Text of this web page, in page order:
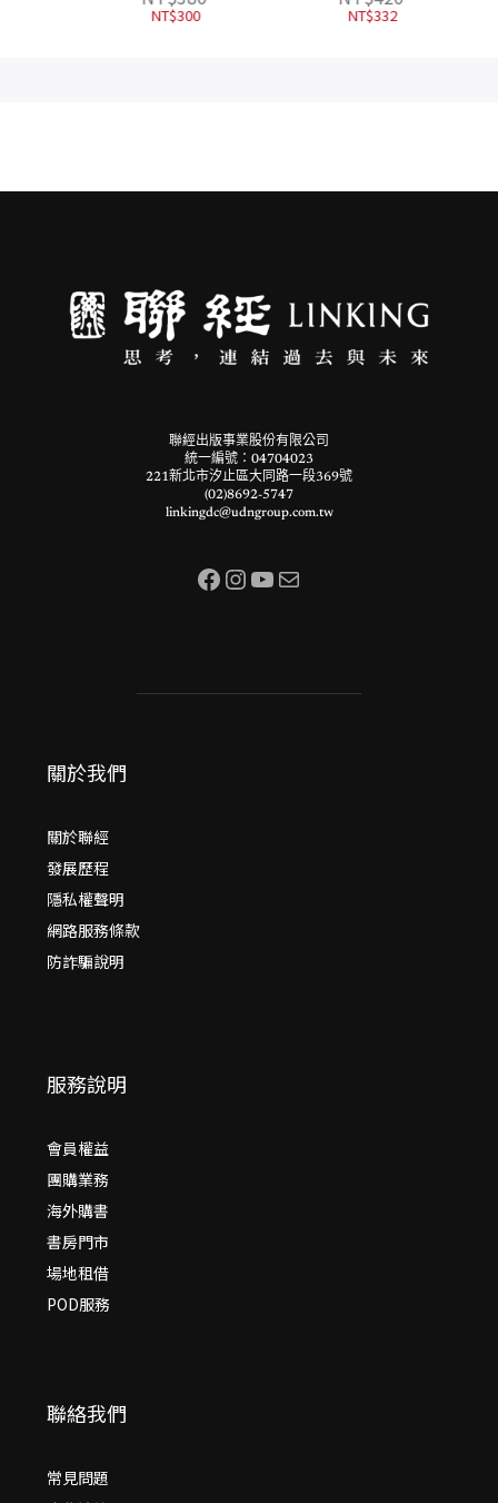
NT$300 NT$332
聯經出版事業股份有限公司
統一編號：04704023
221新北市汐止區大同路一段369號
(02)8692-5747
linkingdc@udngroup.com.tw
Facebook InstagramYouTube 電子郵件
關於我們
關於聯經
發展歷程
隱私權聲明
網路服務條款
防詐騙說明
服務說明
會員權益
團購業務
海外購書
書房門市
場地租借
POD服務
聯絡我們
常見問題